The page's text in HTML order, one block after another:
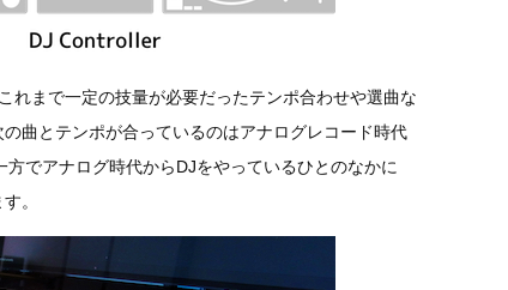
れまで一定の技量が必要だったテンポ合わせや選曲な
曲とテンポが合っているのはアナログレコード時代
でアナログ時代からDJをやっているひとのなかに
。